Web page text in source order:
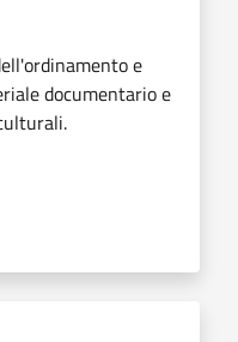
e
documentario e